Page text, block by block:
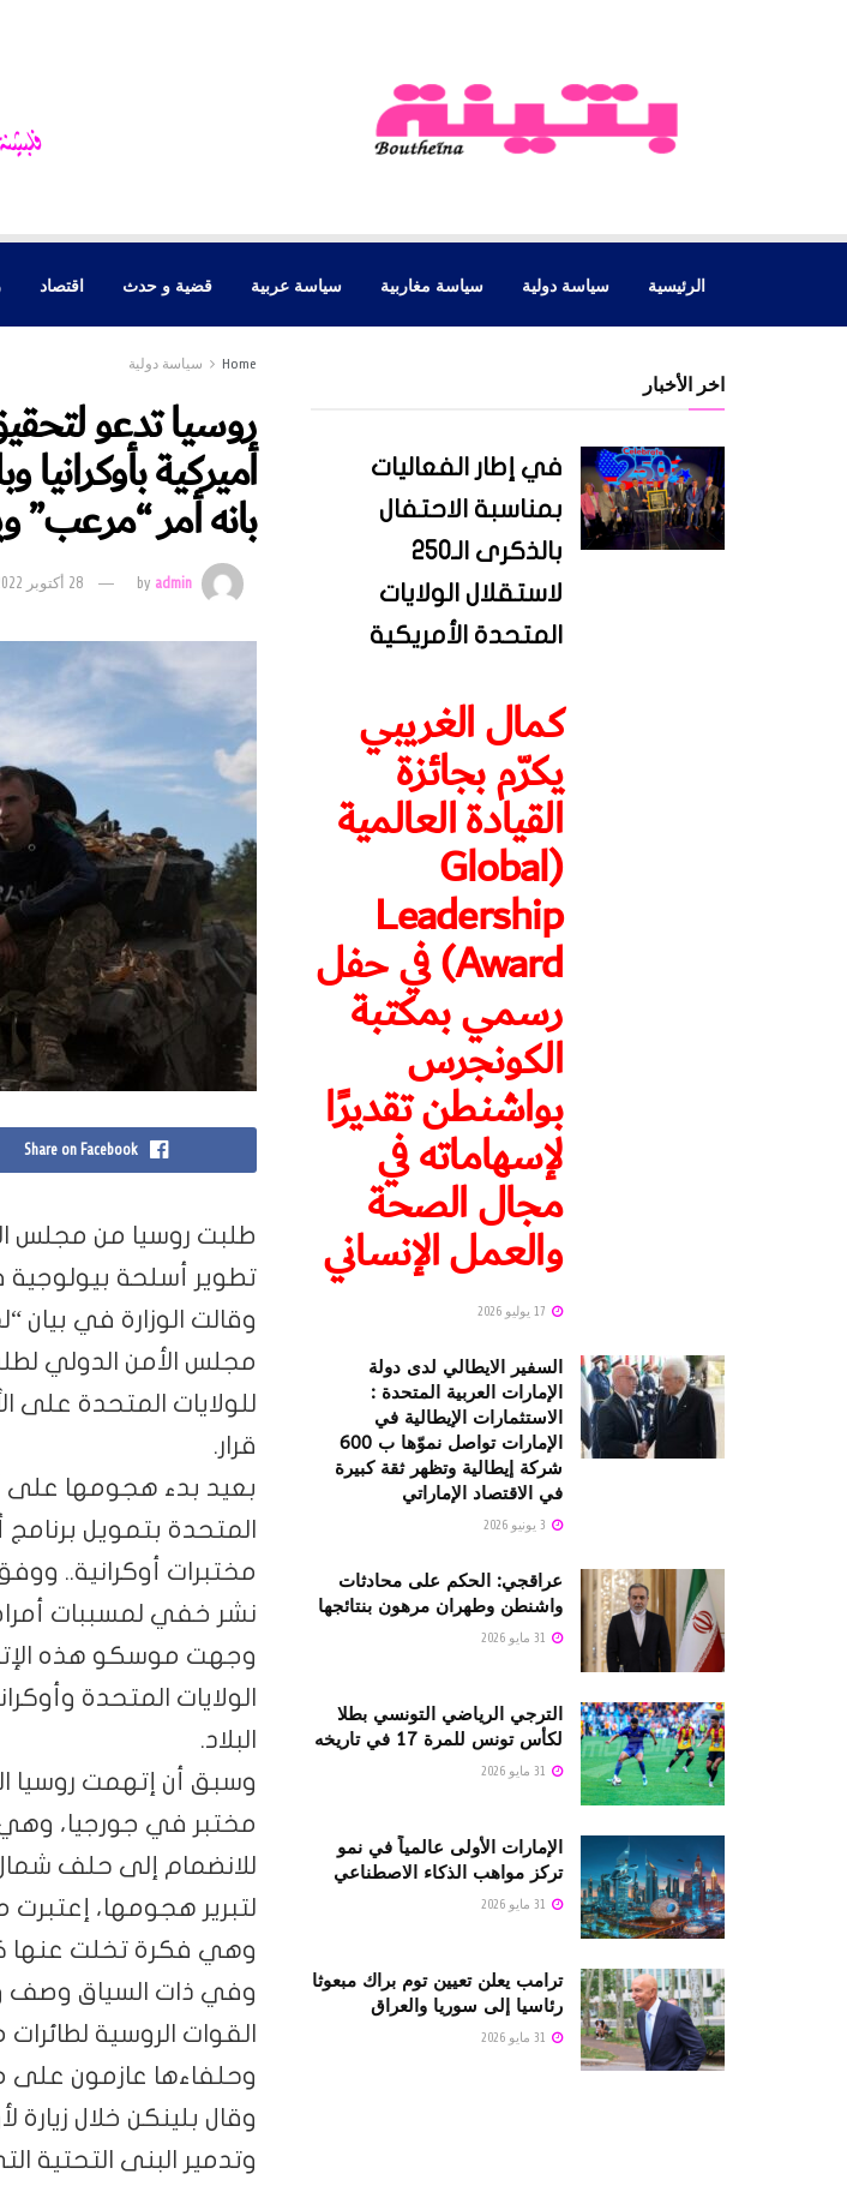
الرئيسية سياسة دولية سياسة مغاربية سياسة عربية قضية و حدث اقتصاد
Home سياسة دولية
روسيا تدعو
أميركية
بانه أمر
byadmin 28 أكتوبر 2022
Share on Facebook
طلبت روسيا من مجلس
تطوير أسلحة بيولوجية
وقالت الوزارة في
مجلس الأمن الدولي
للولايات المتحدة على
قرار.
بعيد بدء هجومها على
المتحدة بتمويل
مختبرات أوكرانية..
نشر خفي لمسببات
وجهت موسكو هذه
الولايات المتحدة
البلاد.
مختبر في جورجيا،
للانضمام إلى حلف شمال
لتبرير هجومها،
وهي فكرة تخلت عنها
وفي ذات السياق وصف
القوات الروسية
وحلفاءها عازمون على
وقال بلينكن خلال زيارة
وتدمير البنى التحتية
اخر الأخبار
في إطار الفعاليات
بمناسبة الاحتفال
بالذكرى الـ250
لاستقلال الولايات
المتحدة الأمريكية
كمال الغريبي
يكرّم بجائزة
القيادة العالمية
(Global
Leadership
Award) في حفل
رسمي بمكتبة
الكونجرس
بواشنطن تقديرًا
لإسهاماته في
مجال الصحة
والعمل الإنساني
السفير الايطالي لدى دولة
الإمارات العربية المتحدة :
الاستثمارات الإيطالية في
الإمارات تواصل نموّها ب 600
شركة إيطالية وتظهر ثقة كبيرة
في الاقتصاد الإماراتي
عراقجي: الحكم على محادثات
واشنطن وطهران مرهون بنتائجها
الترجي الرياضي التونسي بطلا
لكأس تونس للمرة 17 في تاريخه
الإمارات الأولى عالمياً في نمو
تركز مواهب الذكاء الاصطناعي
ترامب يعلن تعيين توم براك مبعوثا
رئاسيا إلى سوريا والعراق